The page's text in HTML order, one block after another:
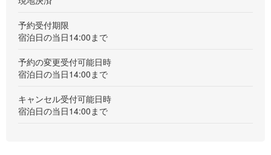
予約受付期限
宿泊日の当日14:00まで
予約の変更受付可能日時
宿泊日の当日14:00まで
キャンセル受付可能日時
宿泊日の当日14:00まで